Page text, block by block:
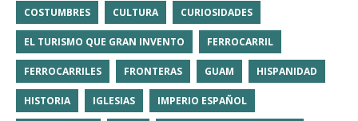
COSTUMBRES CULTURA CURIOSIDADES
EL TURISMO QUE GRAN INVENTO FERROCARRIL
FERROCARRILES FRONTERAS GUAM HISPANIDAD
HISTORIA IGLESIAS IMPERIO ESPAÑOL